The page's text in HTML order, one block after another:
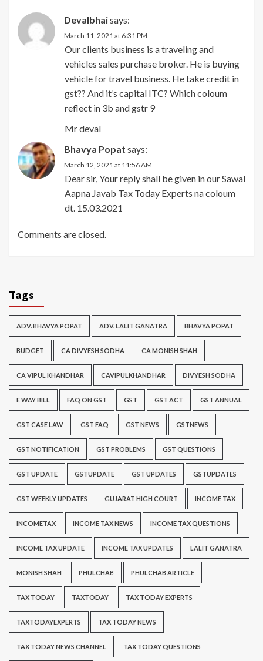
Devalbhaisays:
March 11, 2021 at 6:31 PM
Our clients business is a traveling and
vehicles sales purchase broker. He is buying
vehicle for travel business. He take credit in
gst?? And it’s capital ITC? Which coloum
reflect in 3b and gstr 9
Mr deval
Bhavya Popat says:
March 12, 2021 at 11:56 AM
Dear sir, Your reply shall be given in our Sawal
Aapna Javab Tax Today Experts na coloum
dt. 15.03.2021
Comments are closed.
Tags
ADV. BHAVYA POPAT ADV. LALIT GANATRA BHAVYA POPAT
BUDGET CA DIVYESH SODHA CA MONISH SHAH
CA VIPUL KHANDHAR CAVIPULKHANDHAR DIVYESH SODHA
E WAY BILL FAQ ON GST GST GST ACT GST ANNUAL
GST CASE LAW GST FAQ GST NEWS GSTNEWS
GST NOTIFICATION GST PROBLEMS GST QUESTIONS
GST UPDATE GSTUPDATE GST UPDATES GSTUPDATES
GST WEEKLY UPDATES GUJARAT HIGH COURT INCOME TAX
INCOMETAX INCOME TAX NEWS INCOME TAX QUESTIONS
INCOME TAX UPDATE INCOME TAX UPDATES LALIT GANATRA
MONISH SHAH PHULCHAB PHULCHAB ARTICLE
TAX TODAY TAXTODAY TAX TODAY EXPERTS
TAXTODAYEXPERTS TAX TODAY NEWS
TAX TODAY NEWS CHANNEL TAX TODAY QUESTIONS